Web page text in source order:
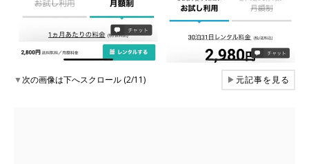
▼次の画像は下へスクロール (2/11) ▶元記事を見る